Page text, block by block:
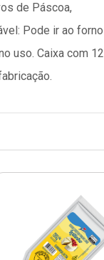
de Páscoa,
Pode ir ao forno
uso. Caixa com 12